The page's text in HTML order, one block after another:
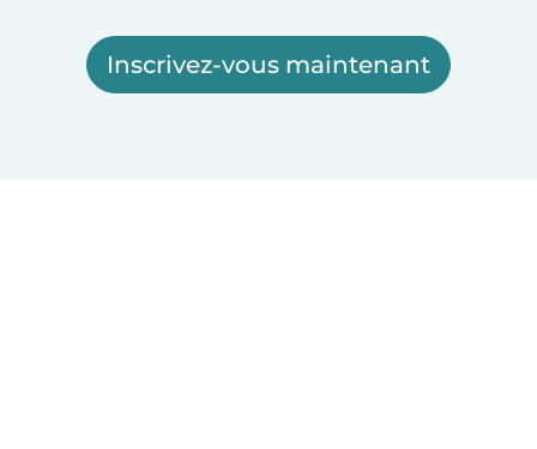
Inscrivez-vous maintenant